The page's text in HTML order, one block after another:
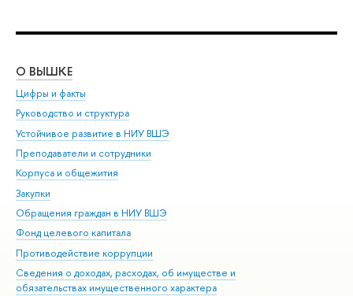
О ВЫШКЕ
Цифры и факты
Руководство и структура
Устойчивое развитие в НИУ ВШЭ
Преподаватели и сотрудники
Корпуса и общежития
Закупки
Обращения граждан в НИУ ВШЭ
Фонд целевого капитала
Противодействие коррупции
Сведения о доходах, расходах, об имуществе и
обязательствах имущественного характера